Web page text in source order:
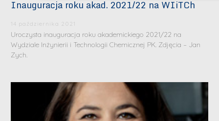
Inauguracja roku akad. 2021/22 na WIiTCh
14 października 2021
Uroczysta inauguracja roku akademickiego 2021/22 na
Wydziale Inżynierii i Technologii Chemicznej PK. Zdjęcia – Jan
Zych.